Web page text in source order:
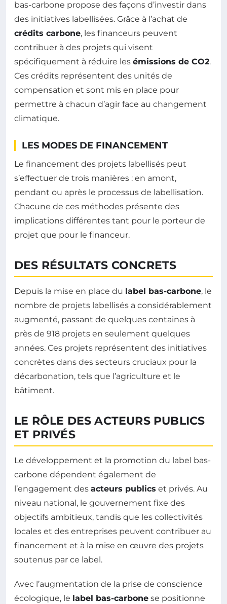
bas-carbone propose des façons d’investir dans
des initiatives labellisées. Grâce à l’achat de
crédits carbone, les financeurs peuvent
contribuer à des projets qui visent
spécifiquement à réduire les émissions de CO2.
Ces crédits représentent des unités de
compensation et sont mis en place pour
permettre à chacun d’agir face au changement
climatique.
LES MODES DE FINANCEMENT
Le financement des projets labellisés peut
s’effectuer de trois manières : en amont,
pendant ou après le processus de labellisation.
Chacune de ces méthodes présente des
implications différentes tant pour le porteur de
projet que pour le financeur.
DES RÉSULTATS CONCRETS
Depuis la mise en place du label bas-carbone, le
nombre de projets labellisés a considérablement
augmenté, passant de quelques centaines à
près de 918 projets en seulement quelques
années. Ces projets représentent des initiatives
concrètes dans des secteurs cruciaux pour la
décarbonation, tels que l’agriculture et le
bâtiment.
LE RÔLE DES ACTEURS PUBLICS
ET PRIVÉS
Le développement et la promotion du label bas-
carbone dépendent également de
l’engagement des acteurs publics et privés. Au
niveau national, le gouvernement fixe des
objectifs ambitieux, tandis que les collectivités
locales et des entreprises peuvent contribuer au
financement et à la mise en œuvre des projets
soutenus par ce label.
Avec l’augmentation de la prise de conscience
écologique, le label bas-carbone se positionne